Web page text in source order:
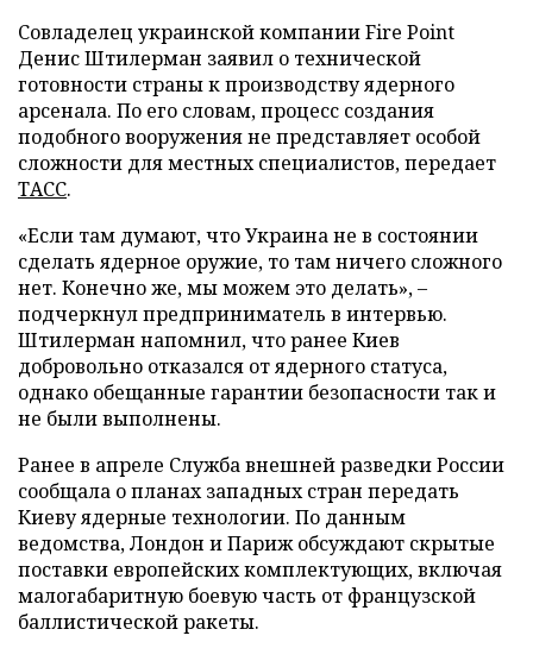
Совладелец украинской компании Fire Point
Денис Штилерман заявил о технической
готовности страны к производству ядерного
арсенала. По его словам, процесс создания
подобного вооружения не представляет особой
сложности для местных специалистов, передает
ТАСС.
«Если там думают, что Украина не в состоянии
сделать ядерное оружие, то там ничего сложного
нет. Конечно же, мы можем это делать», –
подчеркнул предприниматель в интервью.
Штилерман напомнил, что ранее Киев
добровольно отказался от ядерного статуса,
однако обещанные гарантии безопасности так и
не были выполнены.
Ранее в апреле Служба внешней разведки России
сообщала о планах западных стран передать
Киеву ядерные технологии. По данным
ведомства, Лондон и Париж обсуждают скрытые
поставки европейских комплектующих, включая
малогабаритную боевую часть от французской
баллистической ракеты.